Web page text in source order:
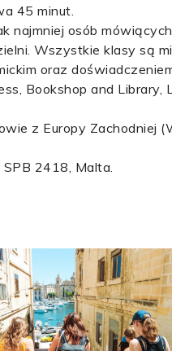
45 minut.
najmniej osób
Wszystkie klasy są
oraz
Bookshop and Library,
z Europy Zachodniej
SPB 2418, Malta.